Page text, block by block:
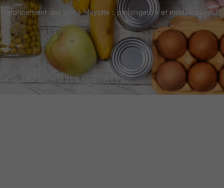
Plafonnement des prix à Mayotte : prolongation et modifications !